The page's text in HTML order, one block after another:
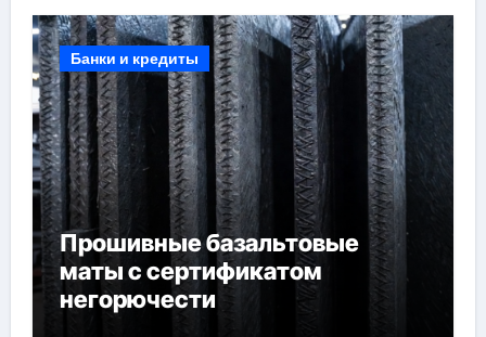
Банки и кредиты
Прошивные базальтовые
маты с сертификатом
негорючести